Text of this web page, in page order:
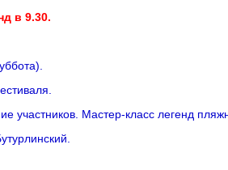
в 9.30.
участников. Мастер-класс легенд